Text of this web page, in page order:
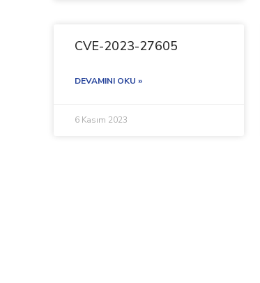
CVE-2023-27605
DEVAMINI OKU »
6 Kasım 2023